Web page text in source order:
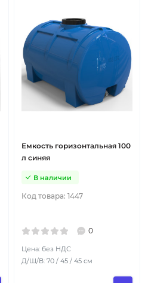
Емкость горизонтальная 100
л синяя
Код товара: 1447
В наличии
0
Цена: без НДС
Д/Ш/В: 70 / 45 / 45 см